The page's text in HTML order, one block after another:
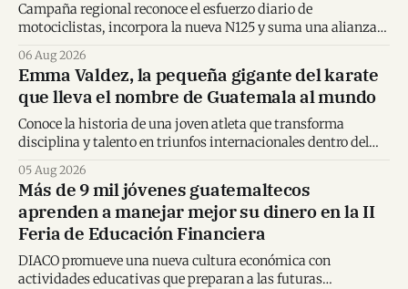
Campaña regional reconoce el esfuerzo diario de
motociclistas, incorpora la nueva N125 y suma una alianza
06 Aug 2026
Emma Valdez, la pequeña gigante del karate
que lleva el nombre de Guatemala al mundo
Conoce la historia de una joven atleta que transforma
disciplina y talento en triunfos internacionales dentro del
05 Aug 2026
Más de 9 mil jóvenes guatemaltecos
aprenden a manejar mejor su dinero en la II
Feria de Educación Financiera
DIACO promueve una nueva cultura económica con
actividades educativas que preparan a las futuras